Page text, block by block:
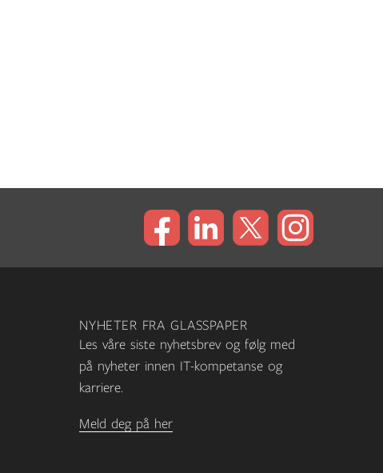
NYHETER FRA GLASSPAPER
Les våre siste nyhetsbrev og følg med
på nyheter innen IT-kompetanse og
karriere.
Meld deg på her